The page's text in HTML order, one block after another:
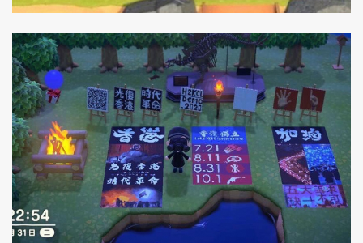
ค้นหา
SHARE TWEET LINE EMAIL